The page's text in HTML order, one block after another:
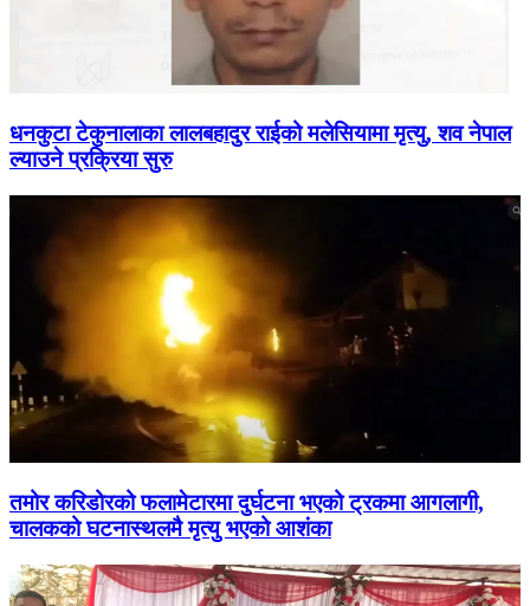
धनकुटा टेकुनालाका लालबहादुर राईको मलेसियामा मृत्यु, शव नेपाल
ल्याउने प्रक्रिया सुरु
तमोर करिडोरको फलामेटारमा दुर्घटना भएको ट्रकमा आगलागी,
चालकको घटनास्थलमै मृत्यु भएको आशंका